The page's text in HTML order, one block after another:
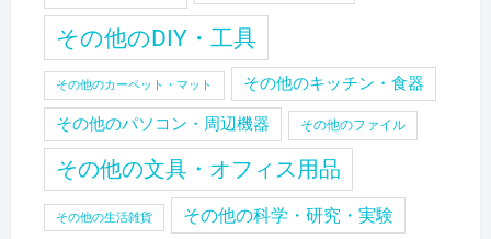
その他のDIY・工具
その他のカーペット・マット その他のキッチン・食器
その他のパソコン・周辺機器 その他のファイル
その他の文具・オフィス用品
その他の生活雑貨 その他の科学・研究・実験